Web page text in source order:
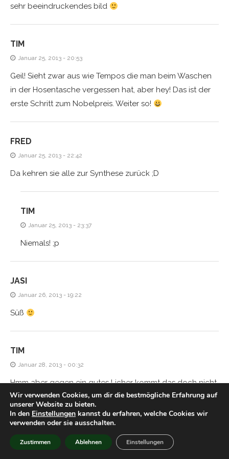
sehr beeindruckendes bild
TIM
Januar 25, 2013 - 20:53
Geil! Sieht zwar aus wie Tempos die man beim Waschen
in der Hosentasche vergessen hat, aber hey! Das ist der
erste Schritt zum Nobelpreis. Weiter so!
FRED
Januar 25, 2013 - 22:42
Da kehren sie alle zur Synthese zurück ;D
TIM
Januar 25, 2013 - 23:37
Niemals! ;p
JASI
Januar 26, 2013 - 19:22
Süß
TIM
Januar 28, 2013 - 00:32
Hmm aber gegen ein gutes Licher kommt das doch nicht
an, oder?
HIACYNTA
Januar 28, 2013 - 21:54
Wir verwenden Cookies, um dir die bestmögliche Erfahrung auf
unserer Website zu bieten.
In den Einstellungen kannst du erfahren, welche Cookies wir
verwenden oder sie ausschalten.
Zustimmen Ablehnen Einstellungen